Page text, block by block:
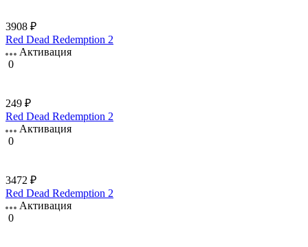
3908 ₽
Red Dead Redemption 2
Активация
0
249 ₽
Red Dead Redemption 2
Активация
0
3472 ₽
Red Dead Redemption 2
Активация
0